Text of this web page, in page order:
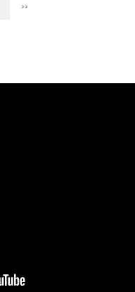
Siguiente
››